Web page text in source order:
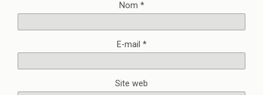
Nom *
E-mail *
Site web